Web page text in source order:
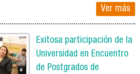
Ver más
Exitosa participación de la
Universidad en Encuentro
de Postgrados de